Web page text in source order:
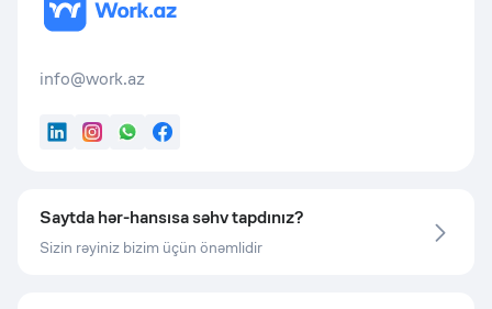
info@work.az
LinkedInInstagram
WhatsApp
Facebook
Saytda hər-hansısa səhv tapdınız?
Sizin rəyiniz bizim üçün önəmlidir